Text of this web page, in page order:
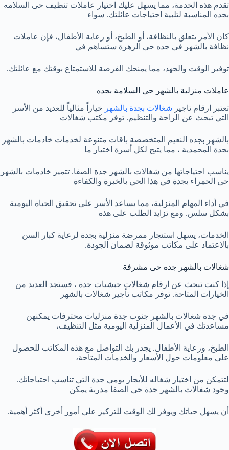
تقدم هذه الخدمة، مما يسهل عليك اختيار عاملات تنظيف حى السلامه
بجده المناسبة لتلبية احتياجات عائلتك. سواء
كان الأمر يتعلق بالنظافة، أو الطبخ، أو رعاية الأطفال، فإن عاملات
نظافة بالشهر في جده حى الزهرة ستساهم في
توفير الوقت والجهد، مما يمنحك الفرصة للاستمتاع بوقتك مع عائلتك.
عاملات منزلية بالشهر حى السلامة بجده
تعتبر ارقام تاجير شغالات بجدة بالشهر خياراً مثالياً للعديد من الأسر
التي تبحث عن الراحة والتنظيم. توفر مكتب شغالات
بالشهر بجده النعيم المتخصصة باقات متنوعة لخدمات خادمات بالشهر
بجدة المحمدية ، مما يتيح لكل أسرة اختيار ما
يناسب احتياجاتها من شغالات بالشهر جدة الصفا. تتميز خادمات بالشهر
حى الحمراء بجدة في هذا الحي بالخبرة والكفاءة
في أداء المهام المنزلية، مما يساعد الأسر على تحقيق الحياة اليومية
بشكل سلس. ومع تزايد الطلب على هذه
الخدمات، يسهل استئجار ممرضة منزلية بجدة لرعاية كبار السن
بالاعتماد على مكاتب موثوقة لضمان الجودة.
شغالات بالشهر جده حى مشرفة
إذا كنت تبحث عن ارقام شغالات حبشيات جدة ، فستجد العديد من
الخيارات المتاحة. توفر مكاتب تأجير شغالات بالشهر
في جدة شغالات بالشهر جنوب جدة منزليات محترفات يمكنهن
مساعدتك في الأعمال المنزلية اليومية مثل التنظيف،
الطبخ، ورعاية الأطفال. يجدر بك التواصل مع هذه المكاتب للحصول
على معلومات حول الأسعار والخدمات المتاحة،
لتتمكن من اختيار شغاله للأيجار يومي جدة التي تناسب احتياجاتك.
وجود شغالات بالشهر جدة حى الصفا مدربة يمكن
أن يسهل حياتك ويوفر لك الوقت للتركيز على أمور أخرى أكثر أهمية.